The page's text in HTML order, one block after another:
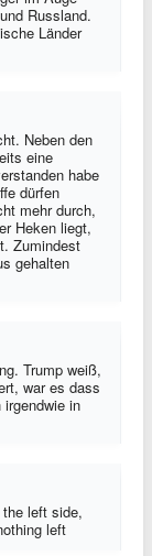
Russland.
Länder
Neben den
eine
habe
dürfen
mehr durch,
Heken liegt,
Zumindest
gehalten
Trump weiß,
war es dass
in
left side,
left